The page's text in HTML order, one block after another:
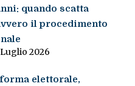
quando scatta
il procedimento
Luglio 2026
elettorale,